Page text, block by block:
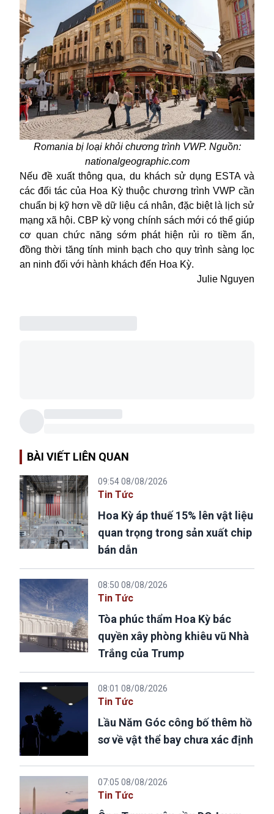
Romania bị loại khỏi chương trình VWP. Nguồn:
nationalgeographic.com
Nếu đề xuất thông qua, du khách sử dụng ESTA và
các đối tác của Hoa Kỳ thuộc chương trình VWP cần
chuẩn bị kỹ hơn về dữ liệu cá nhân, đặc biệt là lịch sử
mạng xã hội. CBP kỳ vọng chính sách mới có thể giúp
cơ quan chức năng sớm phát hiện rủi ro tiềm ẩn,
đồng thời tăng tính minh bạch cho quy trình sàng lọc
an ninh đối với hành khách đến Hoa Kỳ.
Julie Nguyen
BÀI VIẾT LIÊN QUAN
09:54 08/08/2026
Tin Tức
Hoa Kỳ áp thuế 15% lên vật liệu
quan trọng trong sản xuất chip
bán dẫn
08:50 08/08/2026
Tin Tức
Tòa phúc thẩm Hoa Kỳ bác
quyền xây phòng khiêu vũ Nhà
Trắng của Trump
08:01 08/08/2026
Tin Tức
Lầu Năm Góc công bố thêm hồ
sơ về vật thể bay chưa xác định
07:05 08/08/2026
Tin Tức